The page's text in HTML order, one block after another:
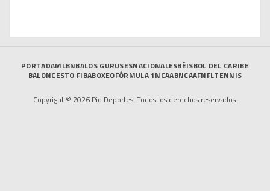
PORTADAMLBNBALOS GURUSESNACIONALESBÉISBOL DEL CARIBE
BALONCESTO FIBABOXEOFÓRMULA 1NCAABNCAAFNFLTENNIS
Copyright © 2026 Pio Deportes. Todos los derechos reservados.